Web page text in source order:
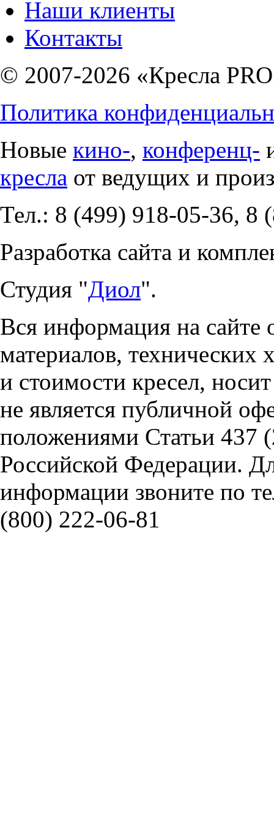
Наши клиенты
Контакты
© 2007-2026 «Кресла
Политика
Новые кино-, конференц-
кресла от ведущих и
Тел.: 8 (499) 918-05-36, 8
Разработка сайта и
Студия "Диол".
Вся информация на сайте
материалов, технических
и стоимости кресел,
не является публичной
положениями Статьи 437
Российской Федерации.
информации звоните по
(800) 222-06-81